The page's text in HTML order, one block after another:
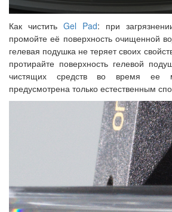
Как чистить Gel Pad: при
промойте её поверхность очищенной
гелевая подушка не теряет своих
протирайте поверхность гелевой
чистящих средств во время ее
предусмотрена только естественным